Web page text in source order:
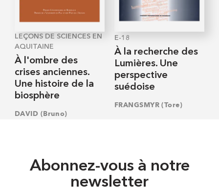
LEÇONS DE SCIENCES EN
AQUITAINE
À l'ombre des
crises anciennes.
Une histoire de la
biosphère
DAVID (Bruno)
E-18
À la recherche des
Lumières. Une
perspective
suédoise
FRANGSMYR (Tore)
Abonnez-vous à notre
newsletter